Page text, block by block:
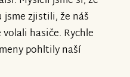
jsme zjistili, že náš
hasiče. Rychle
pohltily naší